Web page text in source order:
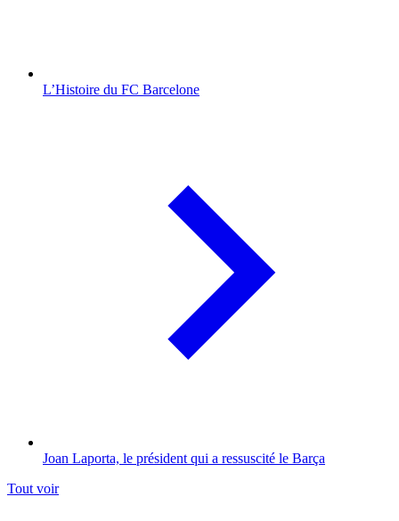
L’Histoire du FC Barcelone
Joan Laporta, le président qui a ressuscité le Barça
Tout voir